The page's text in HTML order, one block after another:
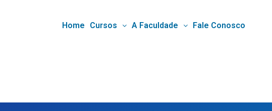
Home Cursos A Faculdade
Fale Conosco